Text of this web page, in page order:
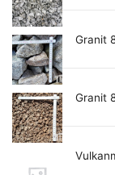
Granit
Granit